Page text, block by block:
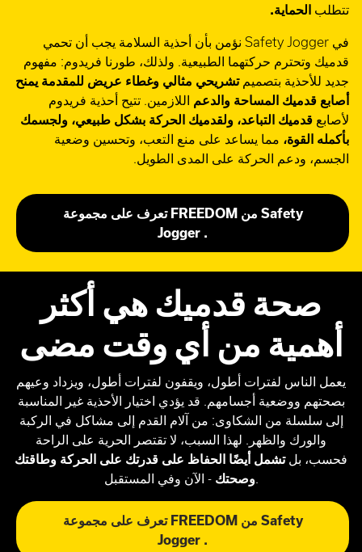
تتطلب الحماية.
في Safety Jogger نؤمن بأن أحذية السلامة يجب أن تحمي
قدميك وتحترم حركتهما الطبيعية. ولذلك، طورنا فريدوم: مفهوم
جديد للأحذية بتصميمتشريحي مثالي وغطاء عريض للمقدمة يمنح
أصابع قدميك المساحة والدعم اللازمين. تتيح أحذية فريدوم
لأصابع قدميك التباعد، ولقدميك الحركة بشكل طبيعي، ولجسمك
بأكمله القوة، مما يساعد على منع التعب، وتحسين وضعية
الجسم، ودعم الحركة على المدى الطويل.
تعرف على مجموعة FREEDOM من Safety
Jogger .
صحة قدميك هي أكثر
أهمية من أي وقت مضى
يعمل الناس لفترات أطول، ويقفون لفترات أطول، ويزداد وعيهم
بصحتهم ووضعية أجسامهم. قد يؤدي اختيار الأحذية غير المناسبة
إلى سلسلة من الشكاوى: من آلام القدم إلى مشاكل في الركبة
والورك والظهر. لهذا السبب، لا تقتصر الحرية على الراحة
فحسب، بلتشمل أيضًا الحفاظ على قدرتك على الحركة وطاقتك
وصحتك
تعرف على مجموعة FREEDOM من Safety
Jogger .